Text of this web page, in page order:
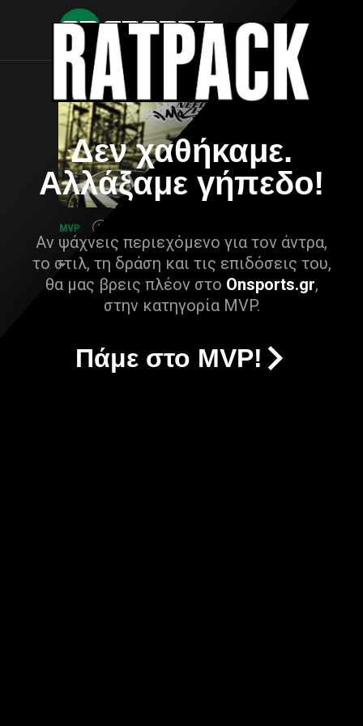
Δεν χαθήκαμε.
Αλλάξαμε γήπεδο!
Αν ψάχνεις περιεχόμενο για τον άντρα,
το στιλ, τη δράση και τις επιδόσεις του,
θα μας βρεις πλέον στο Onsports.gr,
στην κατηγορία MVP.
Πάμε στο MVP!